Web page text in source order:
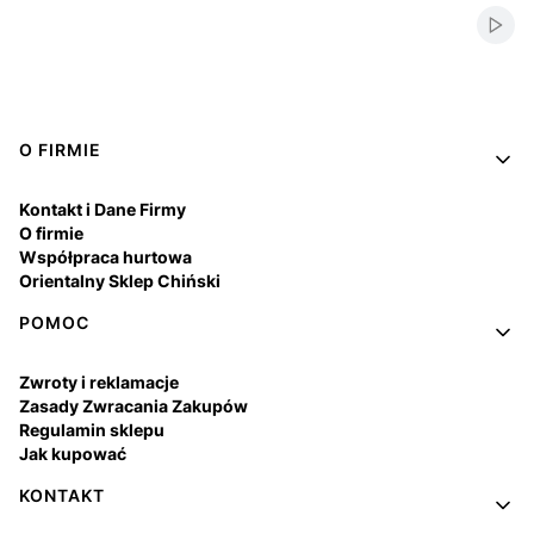
Linki w stopce
O FIRMIE
Kontakt i Dane Firmy
O firmie
Współpraca hurtowa
Orientalny Sklep Chiński
POMOC
Zwroty i reklamacje
Zasady Zwracania Zakupów
Regulamin sklepu
Jak kupować
KONTAKT